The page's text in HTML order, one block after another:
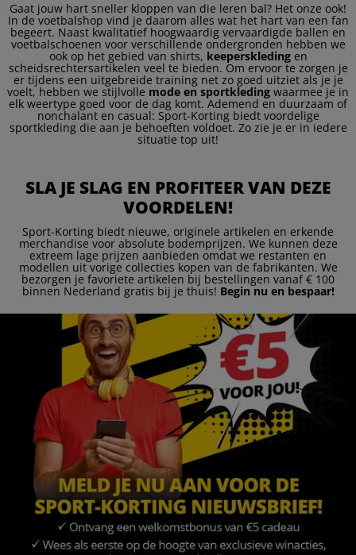
Gaat jouw hart sneller kloppen van die leren bal? Het onze ook!
In de voetbalshop vind je daarom alles wat het hart van een fan
begeert. Naast kwalitatief hoogwaardig vervaardigde ballen en
voetbalschoenen voor verschillende ondergronden hebben we
ook op het gebied van shirts, keeperskleding en
scheidsrechtersartikelen veel te bieden. Om ervoor te zorgen je
er tijdens een uitgebreide training net zo goed uitziet als je je
voelt, hebben we stijlvolle mode en sportkleding waarmee je in
elk weertype goed voor de dag komt. Ademend en duurzaam of
nonchalant en casual: Sport-Korting biedt voordelige
sportkleding die aan je behoeften voldoet. Zo zie je er in iedere
situatie top uit!
SLA JE SLAG EN PROFITEER VAN DEZE
VOORDELEN!
Sport-Korting biedt nieuwe, originele artikelen en erkende
merchandise voor absolute bodemprijzen. We kunnen deze
extreem lage prijzen aanbieden omdat we restanten en
modellen uit vorige collecties kopen van de fabrikanten. We
bezorgen je favoriete artikelen bij bestellingen vanaf € 100
binnen Nederland gratis bij je thuis! Begin nu en bespaar!